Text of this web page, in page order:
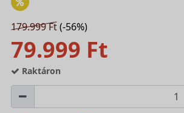
179.999 Ft(-56%)
79.999 Ft
Raktáron